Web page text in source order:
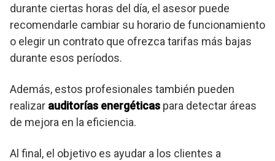
durante ciertas horas del día, el asesor puede
recomendarle cambiar su horario de funcionamiento
o elegir un contrato que ofrezca tarifas más bajas
durante esos períodos.
Además, estos profesionales también pueden
realizar auditorías energéticas para detectar áreas
de mejora en la eficiencia.
Al final, el objetivo es ayudar a los clientes a